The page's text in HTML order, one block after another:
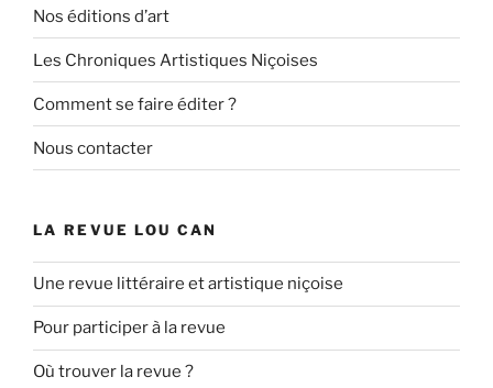
Nos éditions d’art
Les Chroniques Artistiques Niçoises
Comment se faire éditer ?
Nous contacter
LA REVUE LOU CAN
Une revue littéraire et artistique niçoise
Pour participer à la revue
Où trouver la revue ?